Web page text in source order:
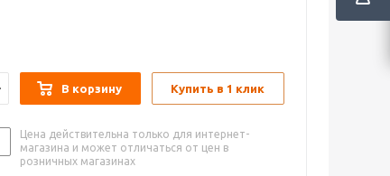
В корзину Купить в 1 клик
Цена действительна только для интернет-
магазина и может отличаться от цен в
розничных магазинах